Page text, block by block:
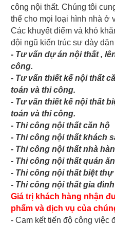
công nội thất. Chúng tôi
thể cho mọi loại hình nhà ở
Các khuyết điểm và khó
đội ngũ kiến trúc sư dày
- Tư vấn dự án nội thất ,
công.
- Tư vấn thiết kế nội thất
toán và thi công.
- Tư vấn thiết kế nội thất
toán và thi công.
- Thi công nội thất căn hộ
- Thi công nội thất khách
- Thi công nội thất nhà
- Thi công nội thất quán
- Thi công nội thất biệt thự
- Thi công nội thất gia đình
Giá trị khách hàng nhận
phẩm và dịch vụ của
- Cam kết tiến độ công việc